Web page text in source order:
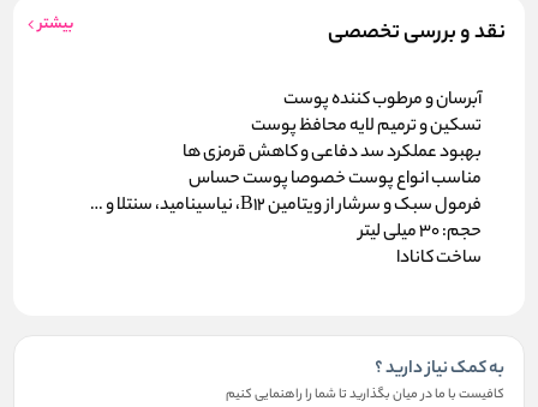
نقد و بررسی تخصصی بیشتر
آبرسان و مرطوب کننده پوست
تسکین و ترمیم لایه محافظ پوست
بهبود عملکرد سد دفاعی و کاهش قرمزی ها
مناسب انواع پوست خصوصا پوست حساس
فرمول سبک و سرشار از ویتامین B12، نیاسینامید، سنتلا و …
حجم: 30 میلی لیتر
ساخت کانادا
به کمک نیاز دارید ؟
کافیست با ما در میان بگذارید تا شما را راهنمایی کنیم